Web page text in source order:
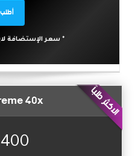
* سعر الإستضافة
الاكثر طلباً 40x